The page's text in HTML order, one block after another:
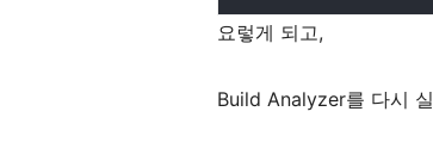
요렇게 되고,
Build Analyzer를 다시